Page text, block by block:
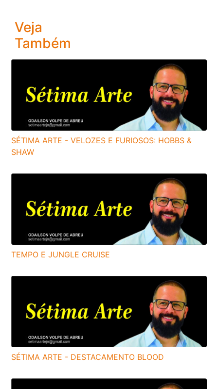
Veja
Também
SÉTIMA ARTE - VELOZES E FURIOSOS: HOBBS &
SHAW
TEMPO E JUNGLE CRUISE
SÉTIMA ARTE - DESTACAMENTO BLOOD